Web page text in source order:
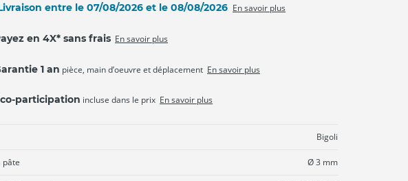
entre le 07/08/2026 et le 08/08/2026 En savoir plus
en 4X* sans frais En savoir plus
1 an pièce, main d’oeuvre et déplacement En savoir plus
participation incluse dans le prix En savoir plus
Bigoli
pâte Ø 3 mm